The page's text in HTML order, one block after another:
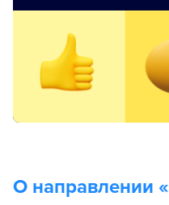
О направлении «